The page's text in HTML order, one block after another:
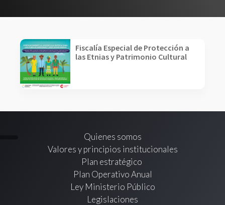
Fiscalía Especial de Protección a
las Etnias y Patrimonio Cultural
Quienes somos
Valores y principios institucionales
Plan estratégico
Plan Operativo Anual
Ley Ministerio Público
Legislaciones